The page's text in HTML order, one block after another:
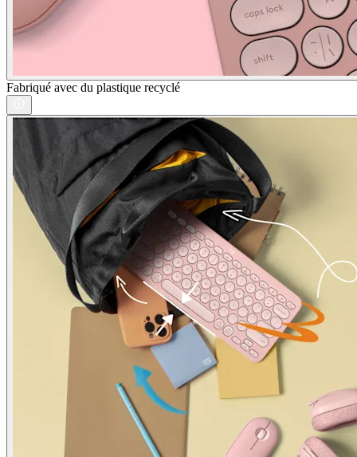
Fabriqué avec du plastique recyclé